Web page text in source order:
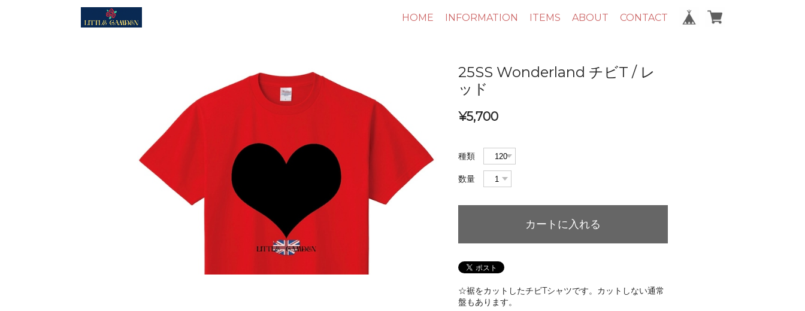
HOME INFORMATION ITEMS ABOUT CONTACT
25SS Wonderland チビT / レ
ッド
¥5,700
種類
数量
カートに入れる
☆裾をカットしたチビTシャツです。カットしない通常
盤もあります。